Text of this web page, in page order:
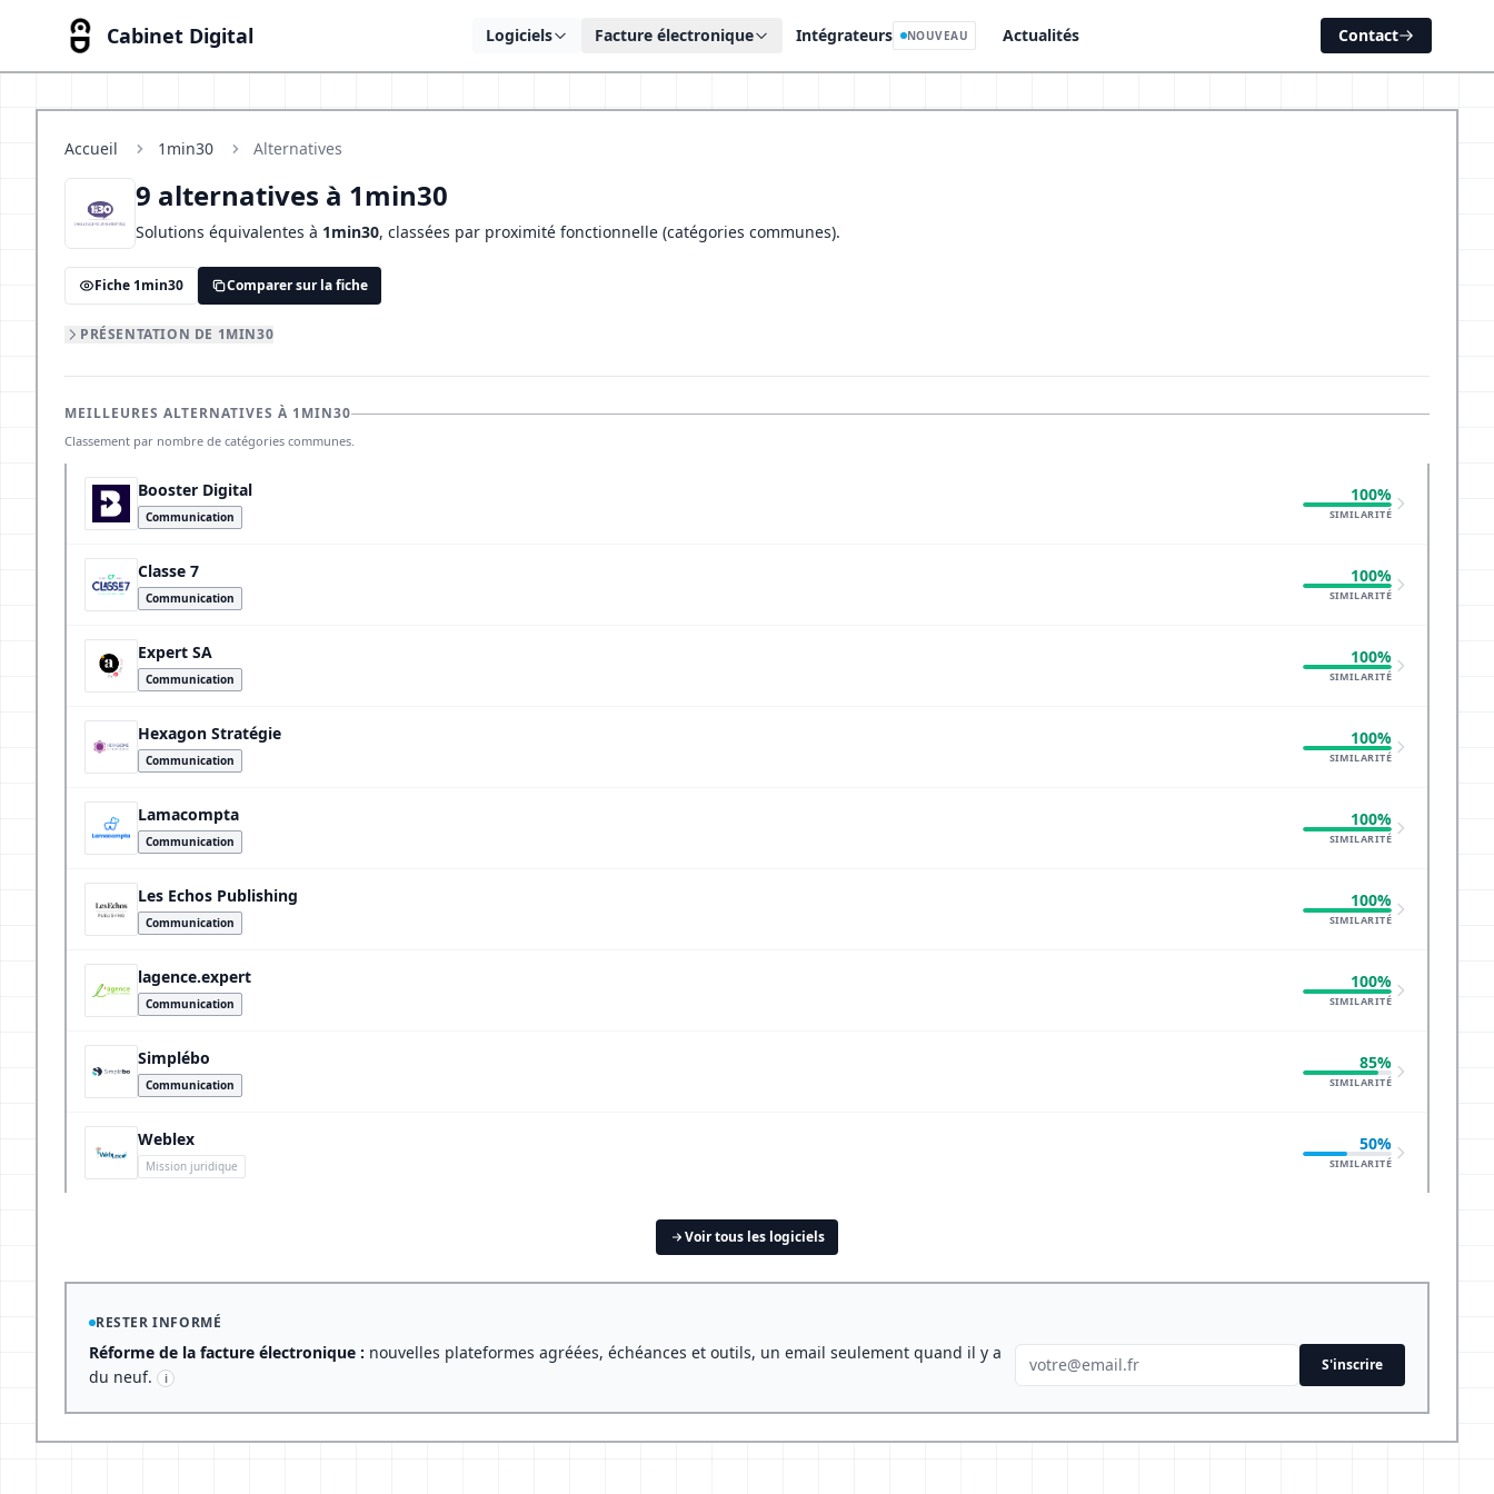
Cabinet Digital Logiciels Facture électronique Intégrateurs NOUVEAU Actualités Contact
Accueil 1min30 Alternatives
9 alternatives à 1min30
Solutions équivalentes à 1min30, classées par proximité fonctionnelle (catégories communes).
Fiche 1min30 Comparer sur la fiche
PRÉSENTATION DE 1MIN30
MEILLEURES ALTERNATIVES À 1MIN30
Classement par nombre de catégories communes.
Booster Digital
Communication
100%
SIMILARITÉ
Classe 7
Communication
100%
SIMILARITÉ
Expert SA
Communication
100%
SIMILARITÉ
Hexagon Stratégie
Communication
100%
SIMILARITÉ
Lamacompta
Communication
100%
SIMILARITÉ
Les Echos Publishing
Communication
100%
SIMILARITÉ
lagence.expert
Communication
100%
SIMILARITÉ
Simplébo
Communication
85%
SIMILARITÉ
Weblex
Mission juridique
50%
SIMILARITÉ
Voir tous les logiciels
RESTER INFORMÉ
Réforme de la facture électronique : nouvelles plateformes agréées, échéances et outils, un email seulement quand il y a
du neuf.
i
S'inscrire